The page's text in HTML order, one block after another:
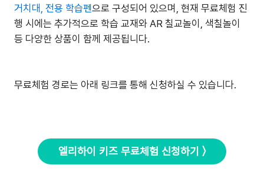
거치대, 전용 학습펜으로 구성되어 있으며, 현재 무료체험 진
행 시에는 추가적으로 학습 교재와 AR 칠교놀이, 색칠놀이
등 다양한 상품이 함께 제공됩니다.
무료체험 경로는 아래 링크를 통해 신청하실 수 있습니다.
엘리하이 키즈 무료체험 신청하기 〉